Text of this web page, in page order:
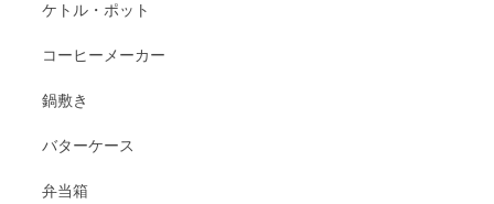
ケトル・ポット
コーヒーメーカー
鍋敷き
バターケース
弁当箱